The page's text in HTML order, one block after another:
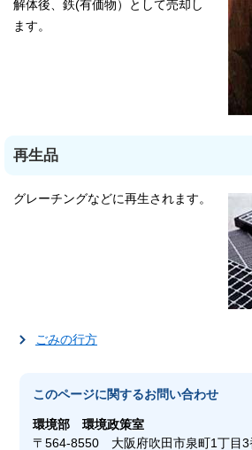
解体後、鉄(有価物）として売却し
ます。
再生品
グレーチングなどに再生されます。
ごみの行方
このページに関するお問い合わせ
環境部環境政策室
〒564-8550 大阪府吹田市泉町1丁目